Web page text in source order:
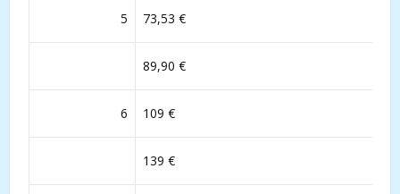
5 73,53 €
89,90 €
6 109 €
139 €